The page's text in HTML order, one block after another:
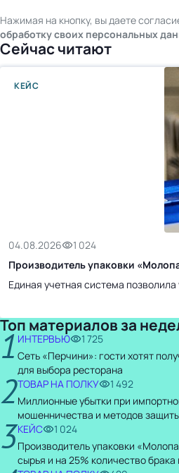
Нажимая на кнопку, вы даете
обработку своих персональных
Сейчас читают
КЕЙС
04.08.2026
1 024
Производитель упаковки
Единая учетная система
Топ материалов за
1 ИНТЕРВЬЮ
1 725
Сеть «Перчини»: гости хотят
для выбора ресторана
2ТОВАР НА ПОЛКУ
1 492
Миллионные убытки при
мошенничества и методов
3КЕЙС
1 024
Производитель упаковки
сырья и на 25% количество